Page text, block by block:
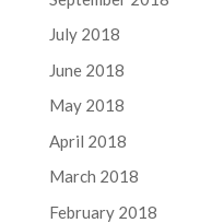
July 2018
June 2018
May 2018
April 2018
March 2018
February 2018